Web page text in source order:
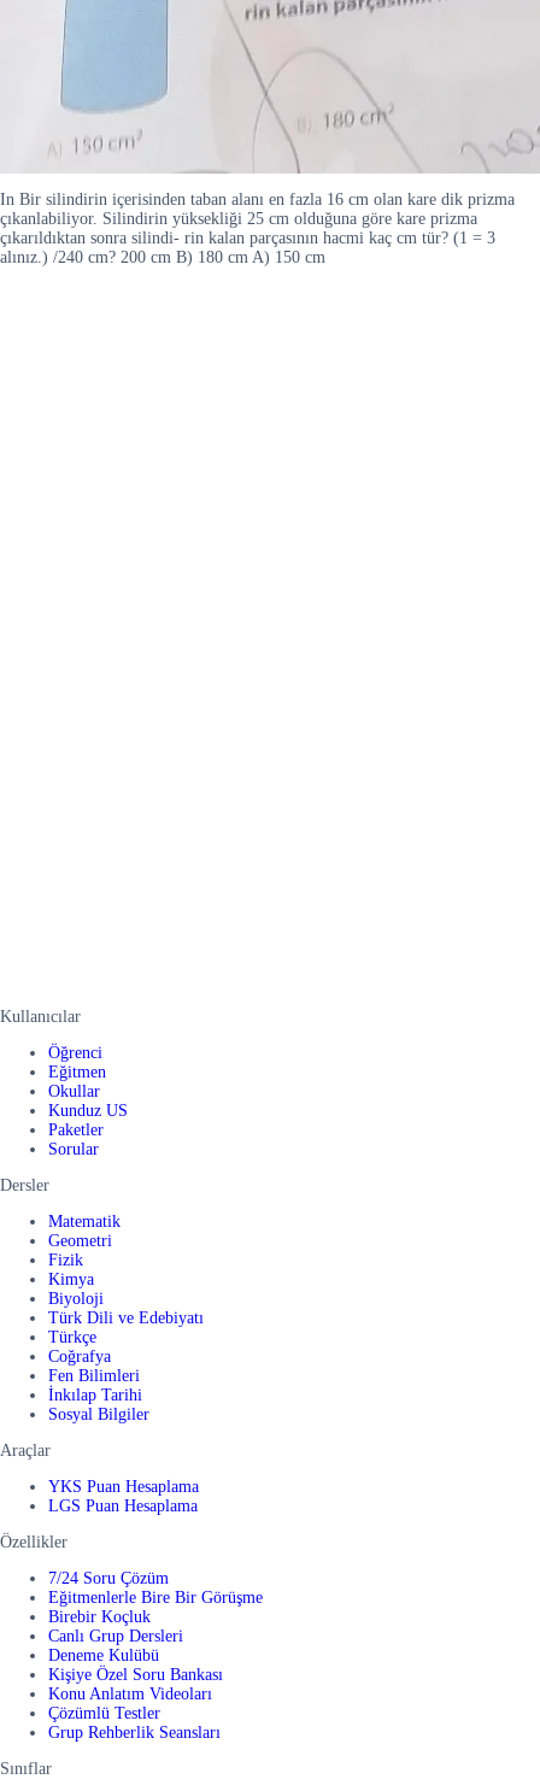
In Bir silindirin içerisinden taban alanı en fazla 16 cm olan kare dik prizma
çıkanlabiliyor. Silindirin yüksekliği 25 cm olduğuna göre kare prizma
çıkarıldıktan sonra silindi- rin kalan parçasının hacmi kaç cm tür? (1 = 3
alınız.) /240 cm? 200 cm B) 180 cm A) 150 cm
Kullanıcılar
Öğrenci
Eğitmen
Okullar
Kunduz US
Paketler
Sorular
Dersler
Matematik
Geometri
Fizik
Kimya
Biyoloji
Türk Dili ve Edebiyatı
Türkçe
Coğrafya
Fen Bilimleri
İnkılap Tarihi
Sosyal Bilgiler
Araçlar
YKS Puan Hesaplama
LGS Puan Hesaplama
Özellikler
7/24 Soru Çözüm
Eğitmenlerle Bire Bir Görüşme
Birebir Koçluk
Canlı Grup Dersleri
Deneme Kulübü
Kişiye Özel Soru Bankası
Konu Anlatım Videoları
Çözümlü Testler
Grup Rehberlik Seansları
Sınıflar